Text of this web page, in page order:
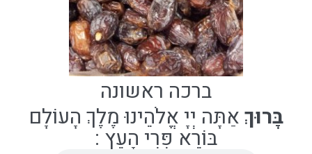
ברכה ראשונה
בָּרוּךְאַתָּה יְיָ אֱלֹהֵינוּ מֶלֶךְ הָעוֹלָם
בּוֹרֵא פְּרִי הָעֵץ: